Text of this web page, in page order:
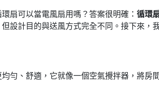
扇可以當電風扇用嗎？答案很明確： 循環
設計目的與送風方式完全不同。接下來，
勻、舒適，它就像一個空氣攪拌器，將房